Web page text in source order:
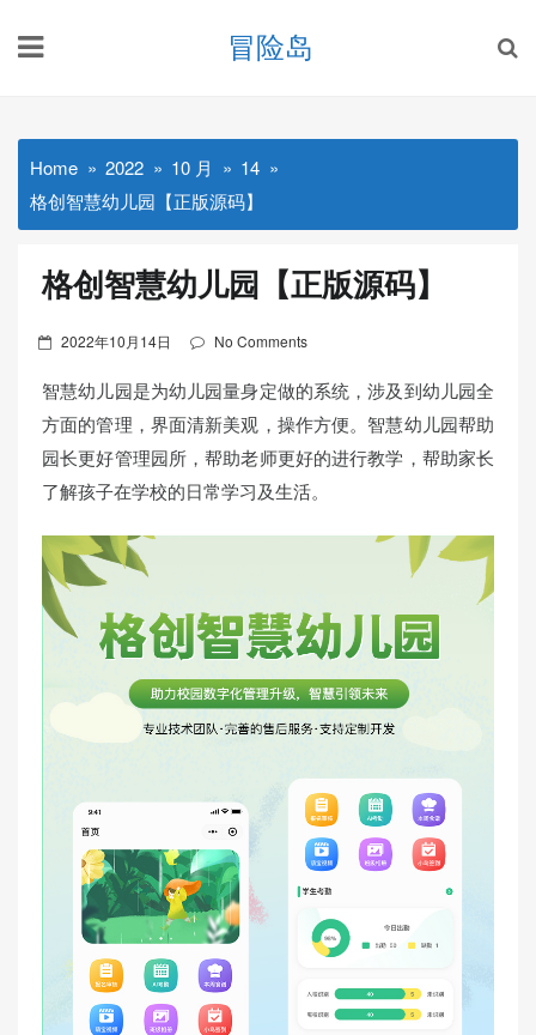
冒险岛
Home 2022 10 月
14
格创智慧幼儿园【正版源码】
格创智慧幼儿园【正版源码】
Posted
2022年10月14日 No Comments
智慧幼儿园是为幼儿园量身定做的系统，涉及到幼儿园全
方面的管理，界面清新美观，操作方便。智慧幼儿园帮助
园长更好管理园所，帮助老师更好的进行教学，帮助家长
了解孩子在学校的日常学习及生活。